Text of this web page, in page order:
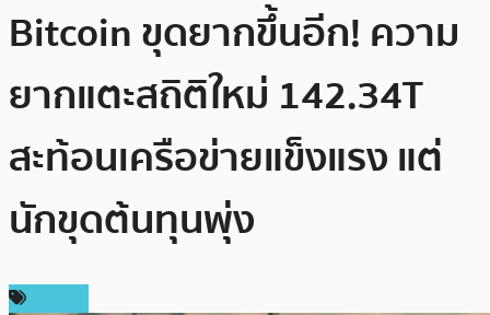
Bitcoin ขุดยากขึ้นอีก! ความ
ยากแตะสถิติใหม่ 142.34T
สะท้อนเครือข่ายแข็งแรง แต่
นักขุดต้นทุนพุ่ง